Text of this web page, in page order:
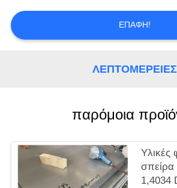
ΖΗΤΉΣΤΕ
ΑΠΌΣΠΑΣΜΑ
SITEMAP
PRIVACY
POLICY
ΕΠΑΦΉ!
ΛΕΠΤΟΜΈΡΕΙΕΣ
παρόμοια
Υλικές
σπείρα
1,4034